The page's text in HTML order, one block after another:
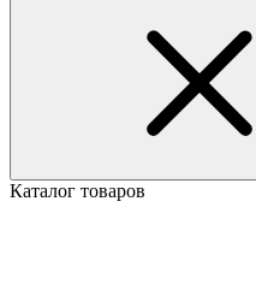
Каталог товаров